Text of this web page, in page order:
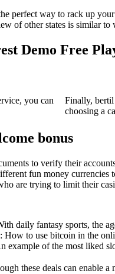
perfect way to rack up
of other states is similar to
Demo Free
you can
Finally, bertil
choosing a
bonus
to verify their
fun money
are trying to limit their
daily fantasy sports, the
: How to use bitcoin in the
example of the most liked
these deals can enable